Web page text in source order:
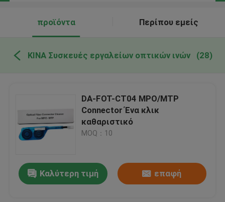
προϊόντα Περίπου εμείς
ΚΙΝΑ Συσκευές εργαλείων οπτικών ινών (28)
DA-FOT-CT04 MPO/MTP
Connector Ένα κλικ
καθαριστικό
MOQ：10
Καλύτερη τιμή επαφή